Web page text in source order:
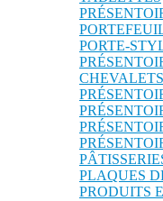
PORTE-
PLAQUES
PRODUITS